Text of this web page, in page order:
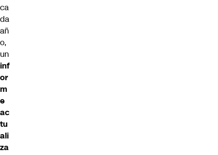
ca
da
añ
o,
un
inf
or
m
e
ac
tu
ali
za